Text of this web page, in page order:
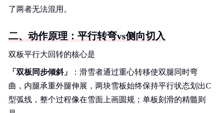
了两者无法混用。
二、动作原理：平行转弯vs侧向切入
双板平行大回转的核心是
「双板同步倾斜」
：滑雪者通过重心转移使双腿同时弯
曲，内腿承重外腿伸展，两块雪板始终保持平行状态划出C
型弧线，整个过程像在雪面上画圆规；单板刻滑的精髓则